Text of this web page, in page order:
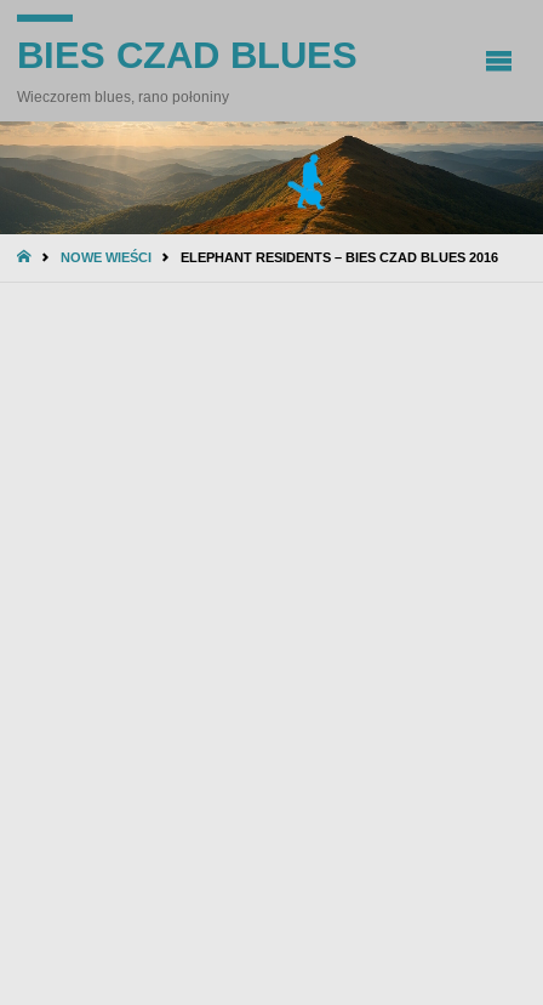
BIES CZAD BLUES
Wieczorem blues, rano połoniny
STRONANOWE WIEŚCI ELEPHANT RESIDENTS – BIES CZAD BLUES 2016